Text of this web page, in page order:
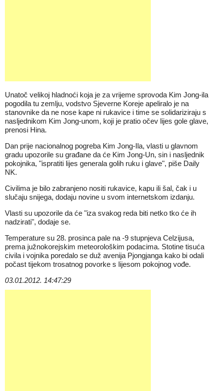
Unatoč velikoj hladnoći koja je za vrijeme sprovoda Kim Jong-ila
pogodila tu zemlju, vodstvo Sjeverne Koreje apeliralo je na
stanovnike da ne nose kape ni rukavice i time se solidariziraju s
nasljednikom Kim Jong-unom, koji je pratio očev lijes gole glave,
prenosi Hina.
Dan prije nacionalnog pogreba Kim Jong-Ila, vlasti u glavnom
gradu upozorile su građane da će Kim Jong-Un, sin i nasljednik
pokojnika, "ispratiti lijes generala golih ruku i glave", piše Daily
NK.
Civilima je bilo zabranjeno nositi rukavice, kapu ili šal, čak i u
slučaju snijega, dodaju novine u svom internetskom izdanju.
Vlasti su upozorile da će "iza svakog reda biti netko tko će ih
nadzirati", dodaje se.
Temperature su 28. prosinca pale na -9 stupnjeva Celzijusa,
prema južnokorejskim meteorološkim podacima. Stotine tisuća
civila i vojnika poredalo se duž avenija Pjongjanga kako bi odali
počast tijekom trosatnog povorke s lijesom pokojnog vođe.
03.01.2012. 14:47:29